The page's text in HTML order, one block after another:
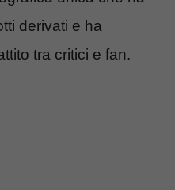
derivati e ha
tra critici e fan.